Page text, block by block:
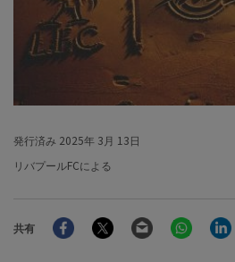
発行済み 2025年 3月 13日
リバプールFCによる
共有
FacebookTwitter Email